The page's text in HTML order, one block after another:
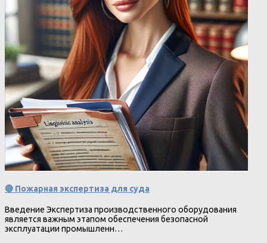
🔴 Пожарная экспертиза для суда
Введение Экспертиза производственного оборудования
является важным этапом обеспечения безопасной
эксплуатации промышленн…